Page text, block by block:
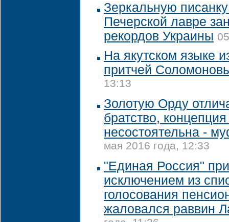
Зеркальную
Печерской лавре
рекордов Украины
На якутском языке
притчей
13:13
Золотую Орду
братство,
несостоятельна -
мая 2016 года, 12:33
"Единая Россия"
исключением из
голосования
жаловался раввин